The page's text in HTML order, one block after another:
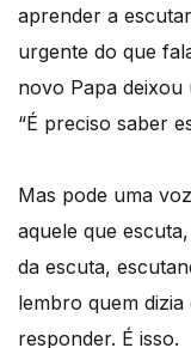
aprender a
urgente do que
novo Papa deixou
“É preciso saber
Mas pode uma
aquele que
da escuta,
lembro quem
responder. É isso.